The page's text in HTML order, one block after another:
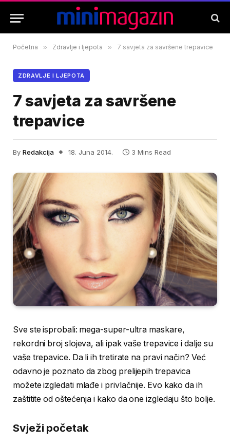
Početna » Zdravlje i ljepota » 7 savjeta za savršene trepavice
ZDRAVLJE I LJEPOTA
7 savjeta za savršene
trepavice
By Redakcija 18. Juna 2014. 3 Mins Read
Sve ste isprobali: mega-super-ultra maskare,
rekordni broj slojeva, ali ipak vaše trepavice i dalje su
vaše trepavice. Da li ih tretirate na pravi način? Već
odavno je poznato da zbog prelijepih trepavica
možete izgledati mlađe i privlačnije. Evo kako da ih
zaštitite od oštećenja i kako da one izgledaju što bolje.
Svježi početak